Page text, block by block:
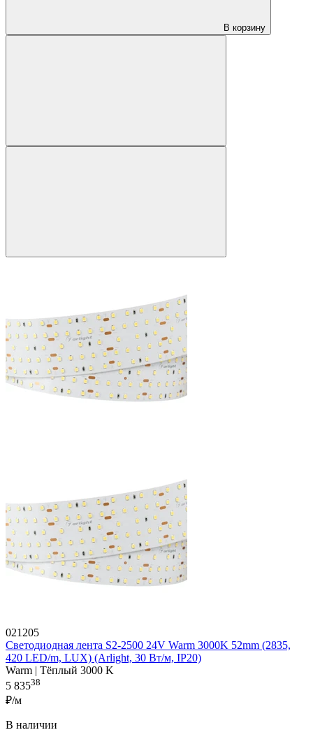
В корзину
021205
Светодиодная лента S2-2500 24V Warm 3000K 52mm (2835,
420 LED/m, LUX) (Arlight, 30 Вт/м, IP20)
Warm | Тёплый 3000 K
5 83538
₽/м
В наличии